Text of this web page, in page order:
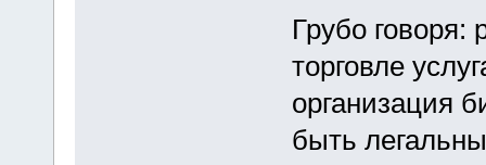
Грубо говоря:
торговле
организация
быть